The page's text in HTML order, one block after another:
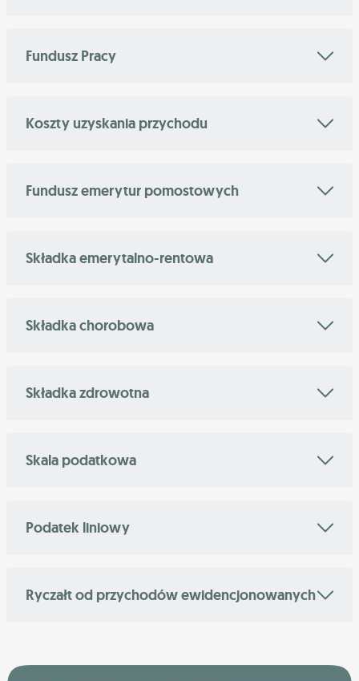
Fundusz Pracy
Koszty uzyskania przychodu
Fundusz emerytur pomostowych
Składka emerytalno-rentowa
Składka chorobowa
Składka zdrowotna
Skala podatkowa
Podatek liniowy
Ryczałt od przychodów ewidencjonowanych